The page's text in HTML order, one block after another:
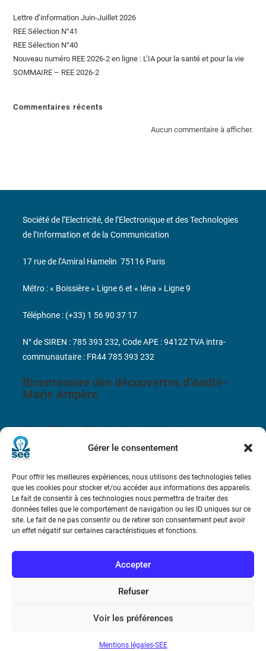
Gérer le consentement
Pour offrir les meilleures expériences, nous utilisons des technologies telles
que les cookies pour stocker et/ou accéder aux informations des appareils.
Le fait de consentir à ces technologies nous permettra de traiter des
données telles que le comportement de navigation ou les ID uniques sur ce
site. Le fait de ne pas consentir ou de retirer son consentement peut avoir
un effet négatif sur certaines caractéristiques et fonctions.
Accepter
Refuser
Voir les préférences
Mentions légales-SEE
Lettre d’information Juin-Juillet 2026
REE Sélection N°41
REE Sélection N°40
Nouveau numéro REE 2026-2 en ligne : L’IA pour la santé et pour la vie
SOMMAIRE – REE 2026-2
Commentaires récents
Aucun commentaire à afficher.
Bicentenaire des découvertes d’André-
Marie Ampère
Conditions Générales de Vente
Contact
Société de l’Electricité, de l’Electronique et des Technologies
de l’Information et de la Communication
17 rue de l’Amiral Hamelin 75116 Paris
Métro : « Boissière » Ligne 6 et « Iéna » Ligne 9
Téléphone : (+33) 1 56 90 37 17
N° de SIREN : 785 393 232, Code APE : 9412Z TVA intra-
communautaire : FR44 785 393 232